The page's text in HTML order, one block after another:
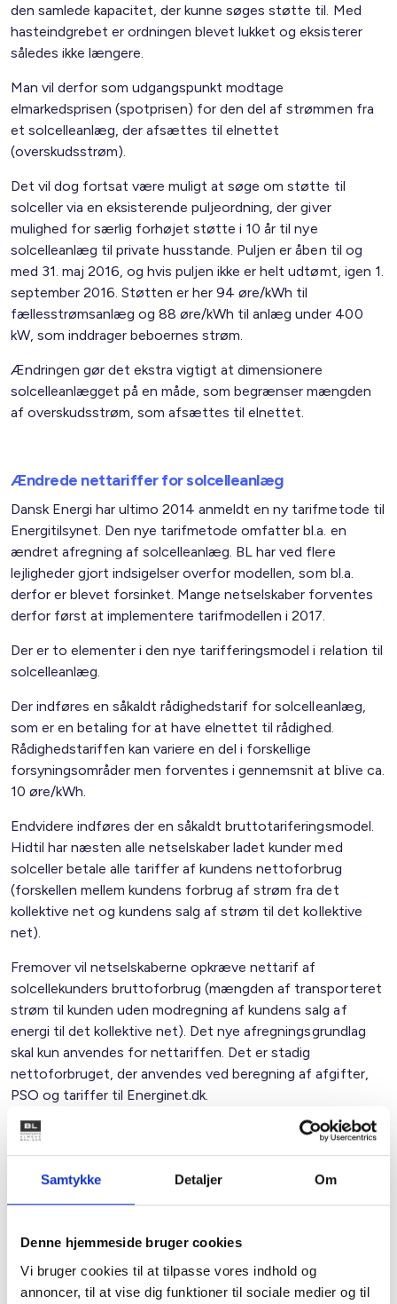
Samtykke Detaljer Om
Denne hjemmeside bruger cookies
Vi bruger cookies til at tilpasse vores indhold og
annoncer, til at vise dig funktioner til sociale medier og til
den samlede kapacitet, der kunne søges støtte til. Med
hasteindgrebet er ordningen blevet lukket og eksisterer
således ikke længere.
Man vil derfor som udgangspunkt modtage
elmarkedsprisen (spotprisen) for den del af strømmen fra
et solcelleanlæg, der afsættes til elnettet
(overskudsstrøm).
Det vil dog fortsat være muligt at søge om støtte til
solceller via en eksisterende puljeordning, der giver
mulighed for særlig forhøjet støtte i 10 år til nye
solcelleanlæg til private husstande. Puljen er åben til og
med 31. maj 2016, og hvis puljen ikke er helt udtømt, igen 1.
september 2016. Støtten er her 94 øre/kWh til
fællesstrømsanlæg og 88 øre/kWh til anlæg under 400
kW, som inddrager beboernes strøm.
Ændringen gør det ekstra vigtigt at dimensionere
solcelleanlægget på en måde, som begrænser mængden
af overskudsstrøm, som afsættes til elnettet.
Ændrede nettariffer for solcelleanlæg
Dansk Energi har ultimo 2014 anmeldt en ny tarifmetode til
Energitilsynet. Den nye tarifmetode omfatter bl.a. en
ændret afregning af solcelleanlæg. BL har ved flere
lejligheder gjort indsigelser overfor modellen, som bl.a.
derfor er blevet forsinket. Mange netselskaber forventes
derfor først at implementere tarifmodellen i 2017.
Der er to elementer i den nye tarifferingsmodel i relation til
solcelleanlæg.
Der indføres en såkaldt rådighedstarif for solcelleanlæg,
som er en betaling for at have elnettet til rådighed.
Rådighedstariffen kan variere en del i forskellige
forsyningsområder men forventes i gennemsnit at blive ca.
10 øre/kWh.
Endvidere indføres der en såkaldt bruttotariferingsmodel.
Hidtil har næsten alle netselskaber ladet kunder med
solceller betale alle tariffer af kundens nettoforbrug
(forskellen mellem kundens forbrug af strøm fra det
kollektive net og kundens salg af strøm til det kollektive
net).
Fremover vil netselskaberne opkræve nettarif af
solcellekunders bruttoforbrug (mængden af transporteret
strøm til kunden uden modregning af kundens salg af
energi til det kollektive net). Det nye afregningsgrundlag
skal kun anvendes for nettariffen. Det er stadig
nettoforbruget, der anvendes ved beregning af afgifter,
PSO og tariffer til Energinet.dk.
Regeringen har netop annonceret, at den ønsker at
PSO-afgift på el afskaffes, således at støtten til
vedvarende energi fremover finansieres via finansloven,
f.eks. via en forhøjelse af bundskatten. PSO-afgiften har
som følge af den lave elpris på spotmarkedet været